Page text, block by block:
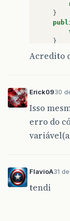
}
}
Acredito
Erick0930
Isso
erro do
FlavioA31
tendi